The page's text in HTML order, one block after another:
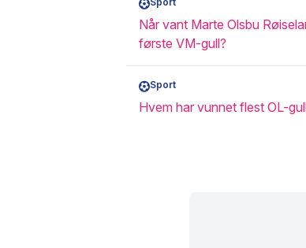
Når vant Marte Olsbu
første VM-gull?
Sport
Hvem har vunnet flest OL-